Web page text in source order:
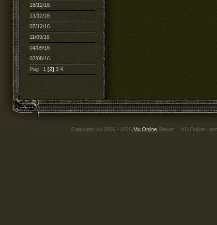
18/12/16
13/12/16
07/12/16
11/09/16
04/09/16
02/08/16
Pag : 1 [2] 3 4
Copyright (c) 2006 - 2026 Mu Online Server .: MU Online